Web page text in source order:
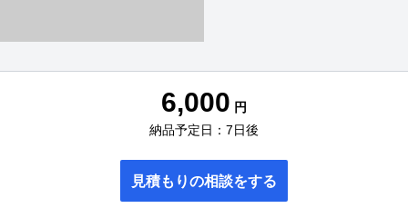
6,000 円
納品予定日：7日後
見積もりの相談をする